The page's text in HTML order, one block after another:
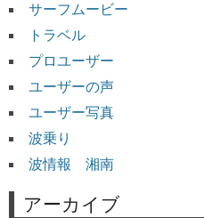
サーフムービー
トラベル
プロユーザー
ユーザーの声
ユーザー写真
波乗り
波情報 湘南
アーカイブ